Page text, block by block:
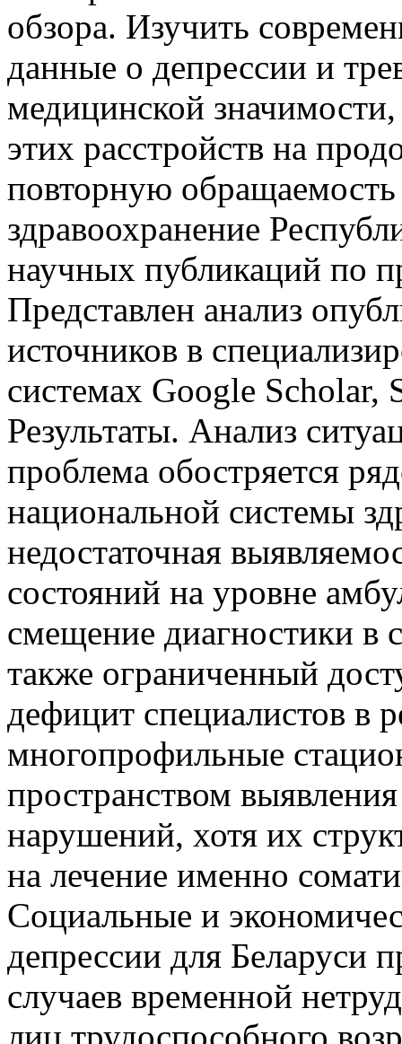
обзора. Изучить
данные о депрессии и
медицинской
этих расстройств на
повторную
здравоохранение
научных публикаций по
Представлен анализ
источников в
системах Google
Результаты. Анализ
проблема обостряется
национальной системы
недостаточная
состояний на уровне
смещение диагностики в
также ограниченный
дефицит специалистов в
многопрофильные
пространством
нарушений, хотя их
на лечение именно
Социальные и
депрессии для Беларуси
случаев временной
лиц трудоспособного